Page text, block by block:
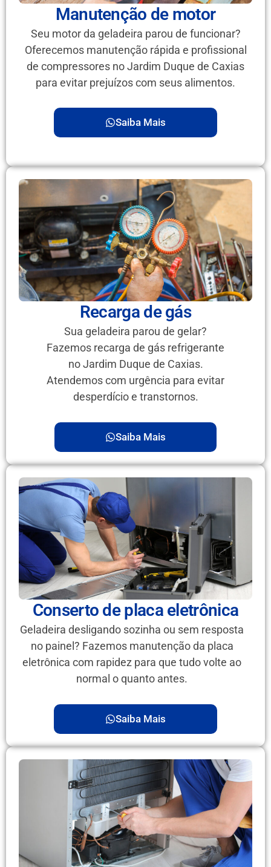
Manutenção de motor
Seu motor da geladeira parou de funcionar?
Oferecemos manutenção rápida e profissional
de compressores no Jardim Duque de Caxias
para evitar prejuízos com seus alimentos.
Saiba Mais
Recarga de gás
Sua geladeira parou de gelar?
Fazemos recarga de gás refrigerante
no Jardim Duque de Caxias.
Atendemos com urgência para evitar
desperdício e transtornos.
Saiba Mais
Conserto de placa eletrônica
Geladeira desligando sozinha ou sem resposta
no painel? Fazemos manutenção da placa
eletrônica com rapidez para que tudo volte ao
normal o quanto antes.
Saiba Mais